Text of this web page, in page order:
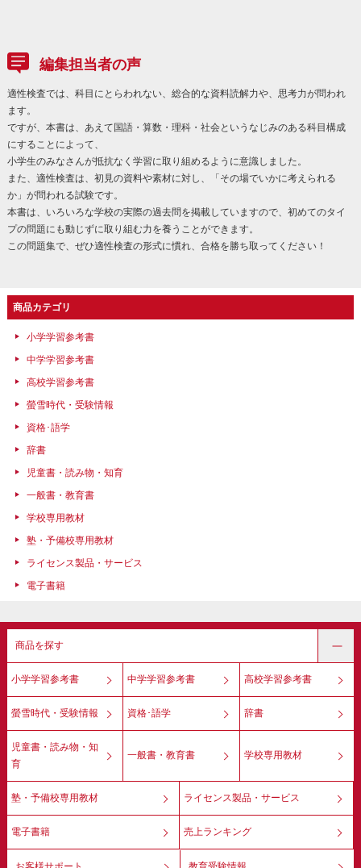
編集担当者の声
適性検査では、科目にとらわれない、総合的な資料読解力や、思考力が問われ
ます。
ですが、本書は、あえて国語・算数・理科・社会というなじみのある科目構成
にすることによって、
小学生のみなさんが抵抗なく学習に取り組めるように意識しました。
また、適性検査は、初見の資料や素材に対し、「その場でいかに考えられる
か」が問われる試験です。
本書は、いろいろな学校の実際の過去問を掲載していますので、初めてのタイ
プの問題にも動じずに取り組む力を養うことができます。
この問題集で、ぜひ適性検査の形式に慣れ、合格を勝ち取ってください！
商品カテゴリ
小学学習参考書
中学学習参考書
高校学習参考書
螢雪時代・受験情報
資格･語学
辞書
児童書・読み物・知育
一般書・教育書
学校専用教材
塾・予備校専用教材
ライセンス製品・サービス
電子書籍
商品を探す
小学学習参考書 中学学習参考書 高校学習参考書
螢雪時代・受験情報 資格･語学 辞書
児童書・読み物・知
育
一般書・教育書 学校専用教材
塾・予備校専用教材 ライセンス製品・サービス
電子書籍 売上ランキング